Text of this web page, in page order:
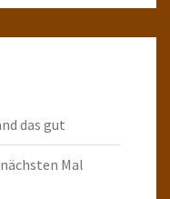
das gut
Mal